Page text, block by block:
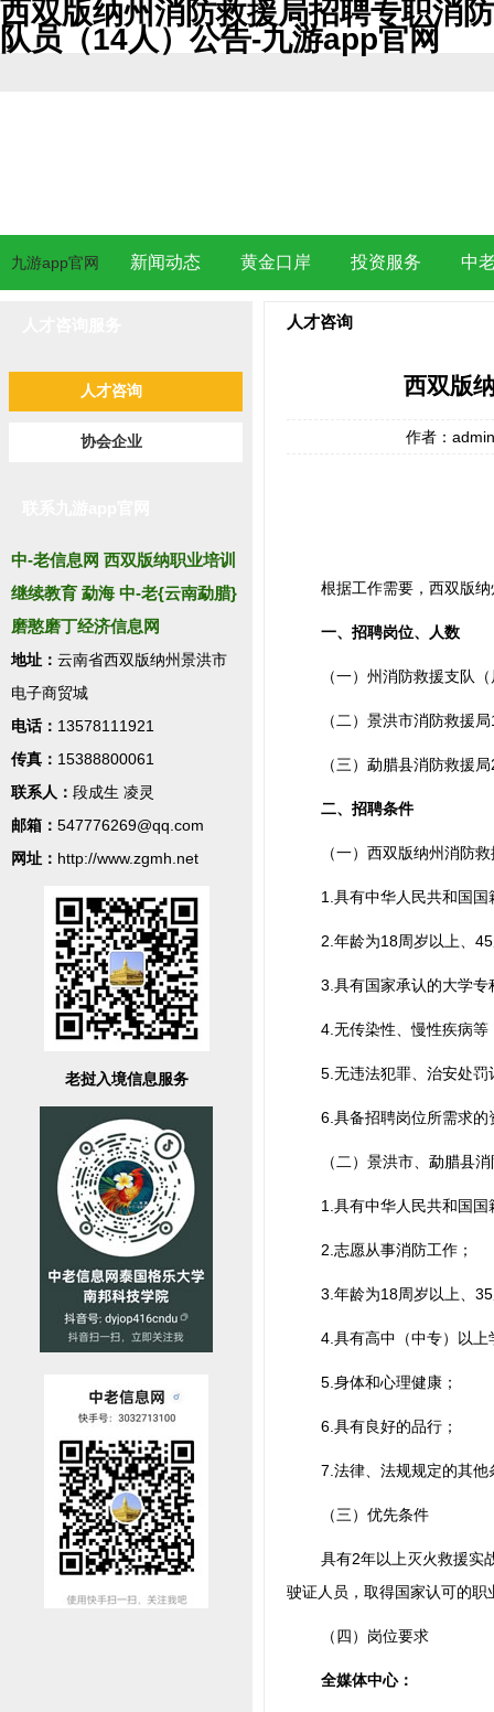
西双版纳州消防救援局招聘专职消防
队员（14人）公告-九游app官网
九游app官网 新闻动态 黄金口岸 投资服务 中
人才咨询
协会企业
中-老信息网 西双版纳职业培训
继续教育 勐海 中-老{云南勐腊}
磨憨磨丁经济信息网
地址： 云南省西双版纳州景洪市
电子商贸城
电话： 13578111921
传真： 15388800061
联系人： 段成生 凌灵
邮箱： 547776269@qq.com
网址： http://www.zgmh.net
老挝入境信息服务
人才咨询
西双版
作者：
根据工作需要，西双版
一、招聘岗位、人数
（一）州消防救援支队
（二）景洪市消防救援
（三）勐腊县消防救援
二、招聘条件
（一）西双版纳州消防
1.具有中华人民共和国国
2.年龄为18周岁以上、
3.具有国家承认的大学
4.无传染性、慢性疾病等
5.无违法犯罪、治安处罚
6.具备招聘岗位所需求的
（二）景洪市、勐腊县
1.具有中华人民共和国国
2.志愿从事消防工作；
3.年龄为18周岁以上、
4.具有高中（中专）以上
5.身体和心理健康；
6.具有良好的品行；
7.法律、法规规定的其他
（三）优先条件
具有2年以上灭火救援实
驶证人员，取得国家认可的
（四）岗位要求
全媒体中心：